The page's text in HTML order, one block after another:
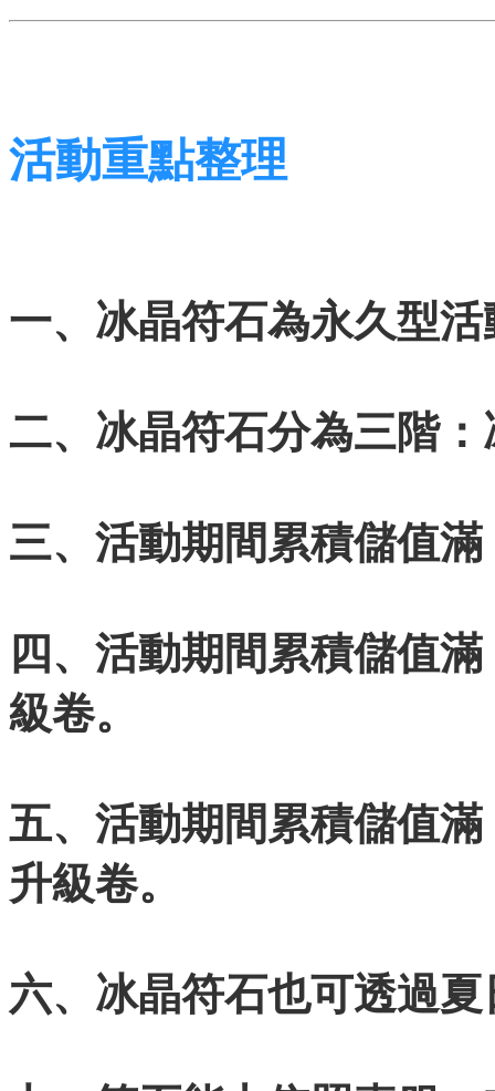
活動重點整理
一、冰晶符石為永久型
二、冰晶符石分為三階
三、活動期間累積儲值
四、活動期間累積儲值
級卷。
五、活動期間累積儲值
升級卷。
六、冰晶符石也可透過